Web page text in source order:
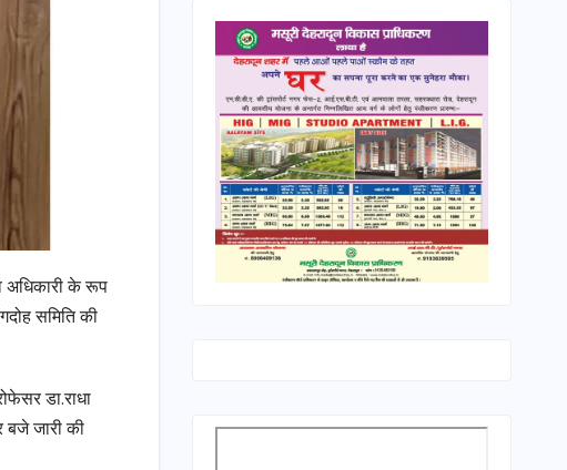
अधिकारी के रूप
समिति की
डा.राधा
बजे जारी की